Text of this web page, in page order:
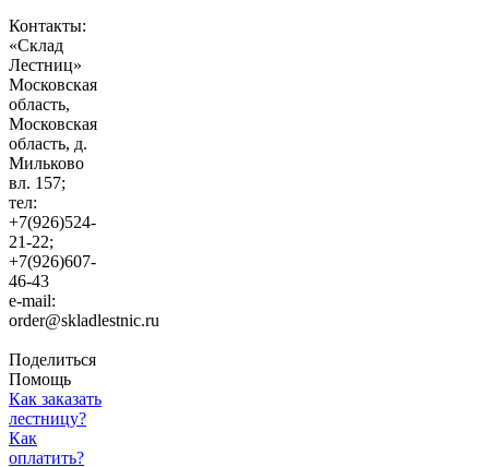
Контакты:
«Склад
Лестниц»
Московская
область,
Московская
область, д.
Мильково
вл. 157;
тел:
+7(926)524-
21-22;
+7(926)607-
46-43
e-mail:
order@skladlestnic.ru
Поделиться
Помощь
Как заказать
лестницу?
Как
оплатить?